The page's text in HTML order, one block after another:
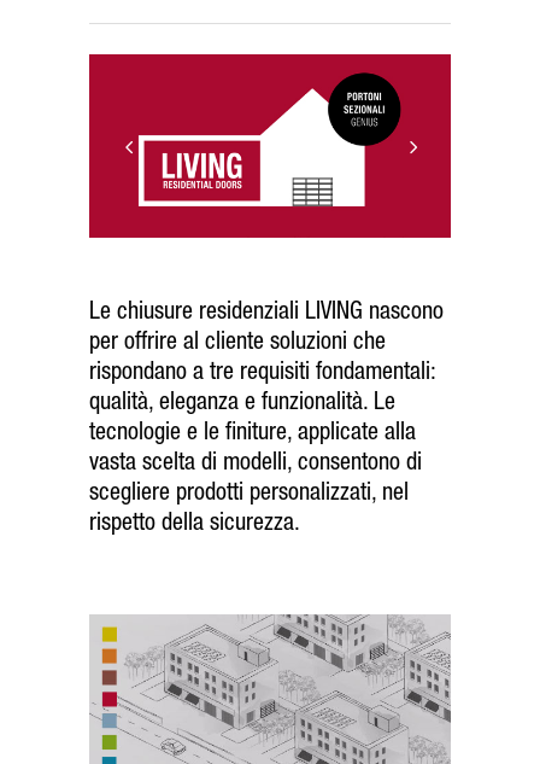
Le chiusure residenziali LIVING nascono
per offrire al cliente soluzioni che
rispondano a tre requisiti fondamentali:
qualità, eleganza e funzionalità. Le
tecnologie e le finiture, applicate alla
vasta scelta di modelli, consentono di
scegliere prodotti personalizzati, nel
rispetto della sicurezza.